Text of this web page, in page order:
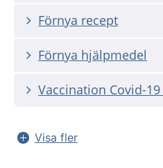
Förnya recept
Förnya hjälpmedel
Vaccination Covid-
Visa fler